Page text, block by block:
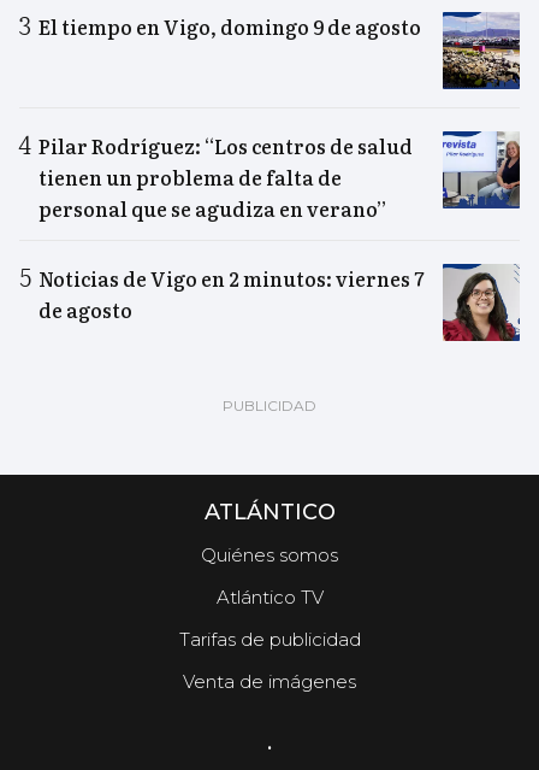
El tiempo en Vigo, domingo 9 de agosto
Pilar Rodríguez: “Los centros de salud
tienen un problema de falta de
personal que se agudiza en verano”
Noticias de Vigo en 2 minutos: viernes 7
de agosto
ATLÁNTICO
Quiénes somos
Atlántico TV
Tarifas de publicidad
Venta de imágenes
.